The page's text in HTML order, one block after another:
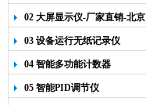
示仪
02 大屏显示仪-厂家直销-北京
宇科泰吉
03 设备运行无纸记录仪
04 智能多功能计数器
05 智能PID调节仪